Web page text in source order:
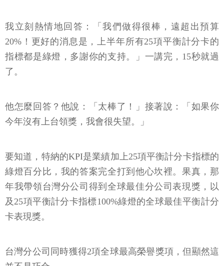
我立刻熱情地回答：「我們做得很棒，遠超出預算
20%！更好的消息是，上半年所有25項平衡計分卡的
指標都是綠燈，多謝你的支持。」一講完，15秒就過
了。
他怎麼回答？他說：「太棒了！」接著說：「如果你
今年沒有上台領獎，我會很失望。」
要知道，特納的KPI是業績加上25項平衡計分卡指標的
綠燈百分比，我的答案完全打到他心坎裡。果真，那
年我帶領台灣分公司得到全球最佳分公司表現獎，以
及25項平衡計分卡指標100%綠燈的全球最佳平衡計分
卡表現獎。
台灣分公司同時獲得2項全球最高榮譽獎項，但顯然這